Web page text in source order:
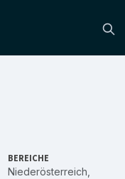
BEREICHE
Niederösterreich